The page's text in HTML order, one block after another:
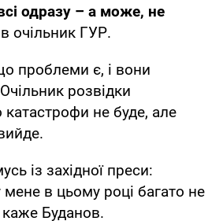
одразу – а може, не
очільник ГУР.
проблеми є, і вони
розвідки
не буде, але
із західної преси:
в цьому році багато не
Буданов.